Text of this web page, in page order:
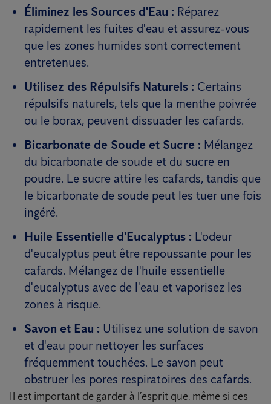
Éliminez les Sources d'Eau : Réparez
rapidement les fuites d'eau et assurez-vous
que les zones humides sont correctement
entretenues.
Utilisez des Répulsifs Naturels : Certains
répulsifs naturels, tels que la menthe poivrée
ou le borax, peuvent dissuader les cafards.
Bicarbonate de Soude et Sucre : Mélangez
du bicarbonate de soude et du sucre en
poudre. Le sucre attire les cafards, tandis que
le bicarbonate de soude peut les tuer une fois
ingéré.
Huile Essentielle d'Eucalyptus : L'odeur
d'eucalyptus peut être repoussante pour les
cafards. Mélangez de l'huile essentielle
d'eucalyptus avec de l'eau et vaporisez les
zones à risque.
Savon et Eau : Utilisez une solution de savon
et d'eau pour nettoyer les surfaces
fréquemment touchées. Le savon peut
obstruer les pores respiratoires des cafards.
Il est important de garder à l’esprit que, même si ces